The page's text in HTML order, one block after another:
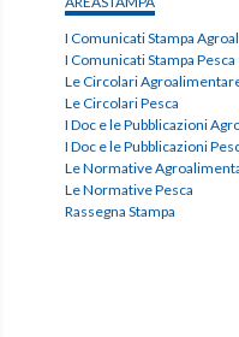
I Comunicati Stampa
I Comunicati Stampa Pesca
Le Circolari
Le Circolari Pesca
I Doc e le Pubblicazioni
I Doc e le Pubblicazioni
Le Normative
Le Normative Pesca
Rassegna Stampa